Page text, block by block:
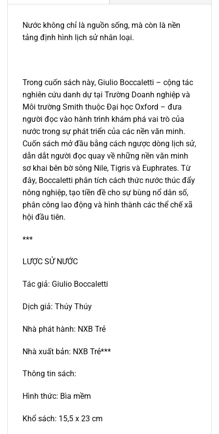
Nước không chỉ là nguồn sống, mà còn là nền
tảng định hình lịch sử nhân loại.
Trong cuốn sách này, Giulio Boccaletti – cộng tác
nghiên cứu danh dự tại Trường Doanh nghiệp và
Môi trường Smith thuộc Đại học Oxford – đưa
người đọc vào hành trình khám phá vai trò của
nước trong sự phát triển của các nền văn minh.
Cuốn sách mở đầu bằng cách ngược dòng lịch sử,
dẫn dắt người đọc quay về những nền văn minh
sơ khai bên bờ sông Nile, Tigris và Euphrates. Từ
đây, Boccaletti phân tích cách thức nước thúc đẩy
nông nghiệp, tạo tiền đề cho sự bùng nổ dân số,
phân công lao động và hình thành các thể chế xã
hội đầu tiên.
***
LƯỢC SỬ NƯỚC
Tác giả: Giulio Boccaletti
Dịch giả: Thúy Thúy
Nhà phát hành: NXB Trẻ
Nhà xuất bản: NXB Trẻ***
Thông tin sách:
Hình thức: Bìa mềm
Khổ sách: 15,5 x 23 cm